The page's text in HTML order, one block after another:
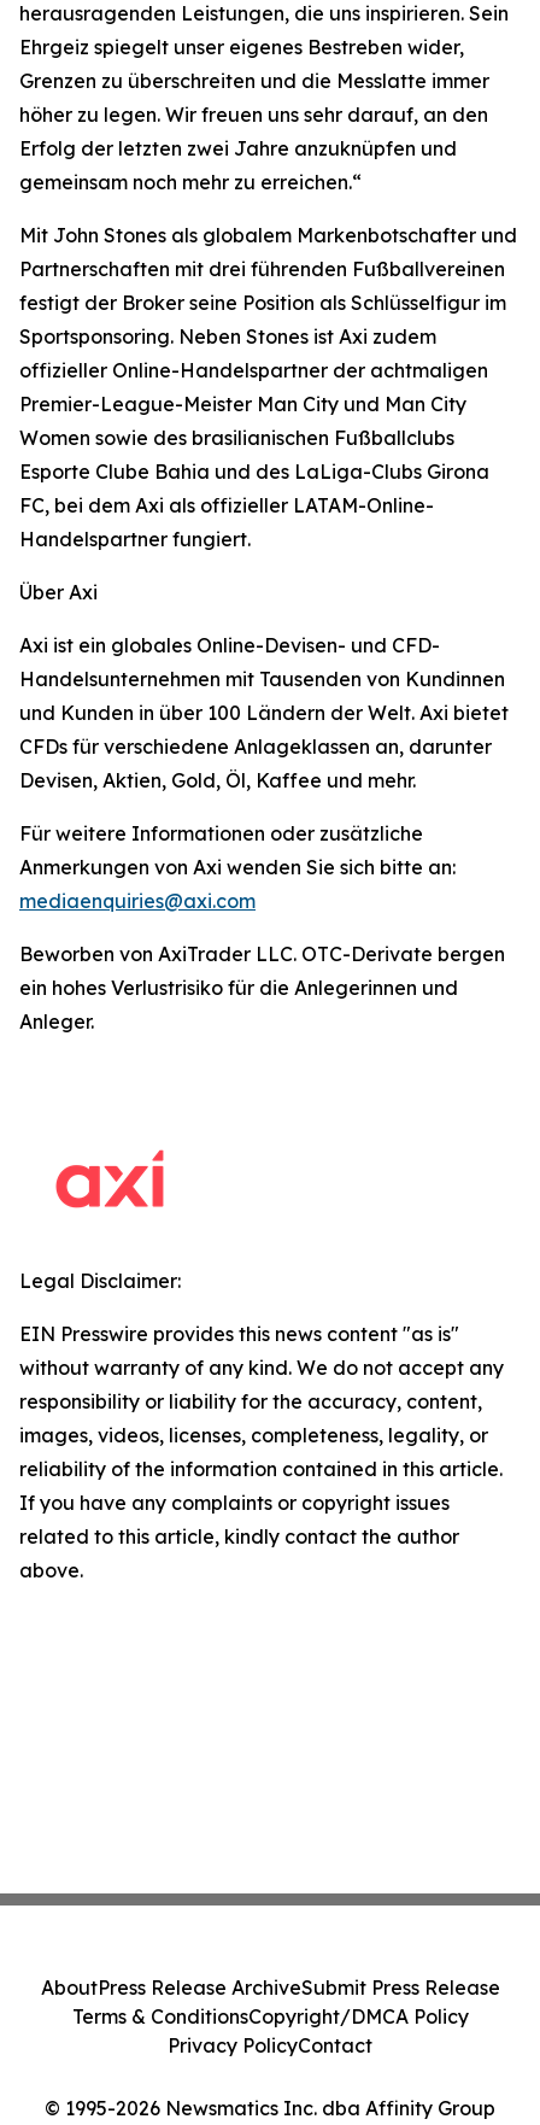
herausragenden Leistungen, die uns inspirieren. Sein
Ehrgeiz spiegelt unser eigenes Bestreben wider,
Grenzen zu überschreiten und die Messlatte immer
höher zu legen. Wir freuen uns sehr darauf, an den
Erfolg der letzten zwei Jahre anzuknüpfen und
gemeinsam noch mehr zu erreichen.“
Mit John Stones als globalem Markenbotschafter und
Partnerschaften mit drei führenden Fußballvereinen
festigt der Broker seine Position als Schlüsselfigur im
Sportsponsoring. Neben Stones ist Axi zudem
offizieller Online-Handelspartner der achtmaligen
Premier-League-Meister Man City und Man City
Women sowie des brasilianischen Fußballclubs
Esporte Clube Bahia und des LaLiga-Clubs Girona
FC, bei dem Axi als offizieller LATAM-Online-
Handelspartner fungiert.
Über Axi
Axi ist ein globales Online-Devisen- und CFD-
Handelsunternehmen mit Tausenden von Kundinnen
und Kunden in über 100 Ländern der Welt. Axi bietet
CFDs für verschiedene Anlageklassen an, darunter
Devisen, Aktien, Gold, Öl, Kaffee und mehr.
Für weitere Informationen oder zusätzliche
Anmerkungen von Axi wenden Sie sich bitte an:
mediaenquiries@axi.com
Beworben von AxiTrader LLC. OTC-Derivate bergen
ein hohes Verlustrisiko für die Anlegerinnen und
Anleger.
Legal Disclaimer:
EIN Presswire provides this news content "as is"
without warranty of any kind. We do not accept any
responsibility or liability for the accuracy, content,
images, videos, licenses, completeness, legality, or
reliability of the information contained in this article.
If you have any complaints or copyright issues
related to this article, kindly contact the author
above.
© 1995-2026 Newsmatics Inc. dba Affinity Group
AboutPress Release ArchiveSubmit Press Release
Terms & ConditionsCopyright/DMCA Policy
Privacy PolicyContact